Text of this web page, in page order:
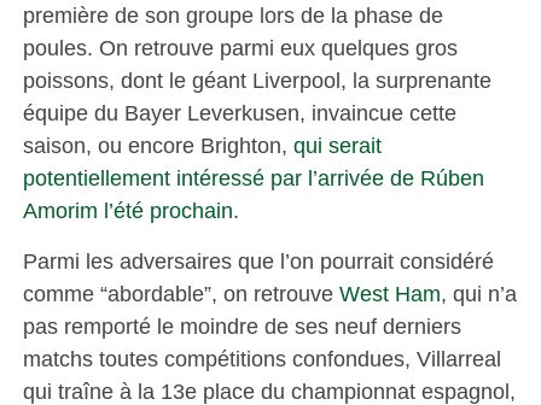
première de son groupe lors de la phase de
poules. On retrouve parmi eux quelques gros
poissons, dont le géant Liverpool, la surprenante
équipe du Bayer Leverkusen, invaincue cette
saison, ou encore Brighton, qui serait
potentiellement intéressé par l’arrivée de Rúben
Amorim l’été prochain.
Parmi les adversaires que l’on pourrait considéré
comme “abordable”, on retrouve West Ham, qui n’a
pas remporté le moindre de ses neuf derniers
matchs toutes compétitions confondues, Villarreal
qui traîne à la 13e place du championnat espagnol,